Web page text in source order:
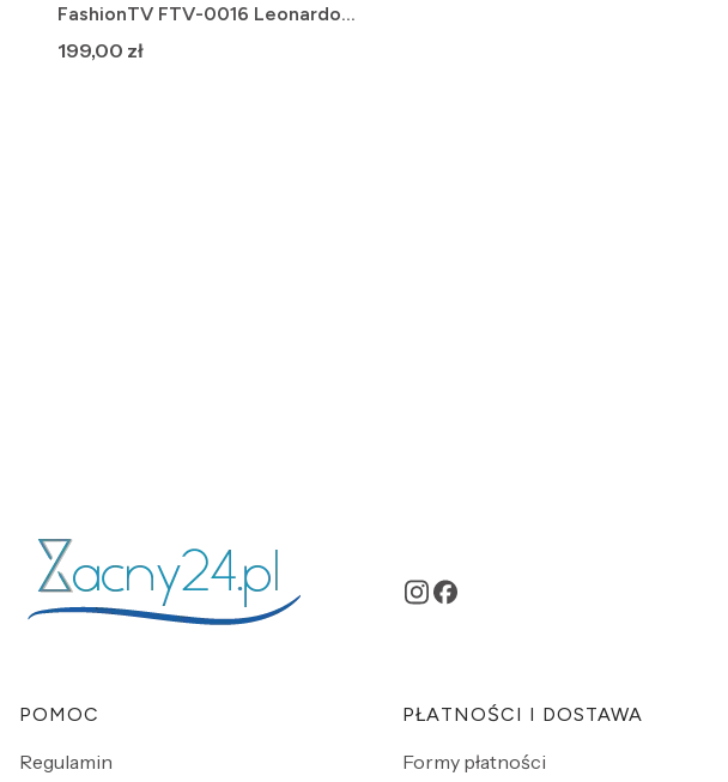
FashionTV FTV-0016 Leonardo
Collection
Cena
199,00 zł
Linki w stopce
POMOC
Regulamin
PŁATNOŚCI I DOSTAWA
Formy płatności